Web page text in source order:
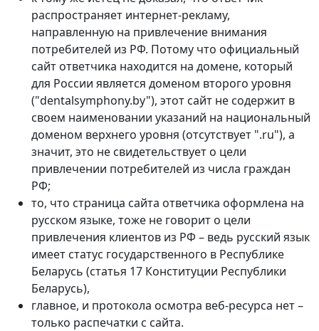
распространяет интернет-рекламу,
направленную на привлечение внимания
потребителей из РФ. Потому что официальный
сайт ответчика находится на домене, который
для России является доменом второго уровня
("dentalsymphony.by"), этот сайт не содержит в
своем наименовании указаний на национальный
доменом верхнего уровня (отсутствует ".ru"), а
значит, это не свидетельствует о цели
привлечении потребителей из числа граждан
РФ;
то, что страница сайта ответчика оформлена на
русском языке, тоже не говорит о цели
привлечения клиентов из РФ – ведь русский язык
имеет статус государственного в Республике
Беларусь (статья 17 Конституции Республики
Беларусь),
главное, и протокола осмотра веб-ресурса нет –
только распечатки с сайта.